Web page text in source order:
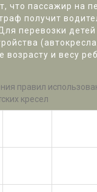
что пассажир на
получит
перевозки
возрасту и весу
правил
кресел